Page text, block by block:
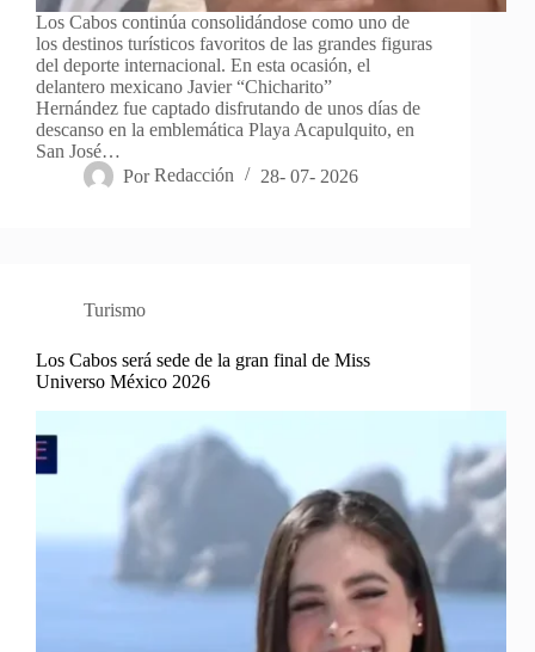
Los Cabos continúa consolidándose como uno de
los destinos turísticos favoritos de las grandes figuras
del deporte internacional. En esta ocasión, el
delantero mexicano Javier “Chicharito”
Hernández fue captado disfrutando de unos días de
descanso en la emblemática Playa Acapulquito, en
San José…
Por Redacción 28- 07- 2026
Turismo
Los Cabos será sede de la gran final de Miss
Universo México 2026